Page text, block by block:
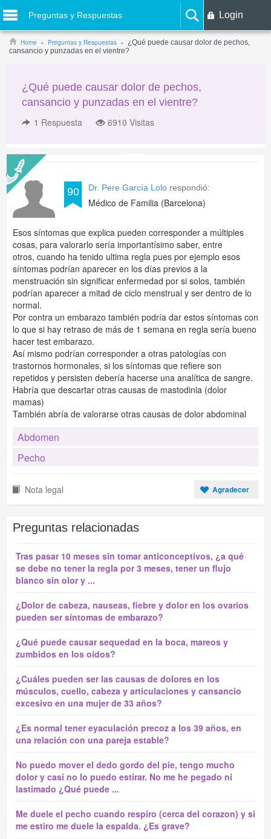
Preguntas y Respuestas Login
Home Preguntas y Respuestas
¿Qué puede causar dolor de pechos,
cansancio y punzadas en el vientre?
¿Qué puede causar dolor de pechos,
cansancio y punzadas en el vientre?
1 Respuesta 6910 Visitas
90 Dr. Pere García Lolo respondió:
Médico de Familia (Barcelona)
Esos síntomas que explica pueden corresponder a múltiples
cosas, para valorarlo sería importantísimo saber, entre
otros, cuando ha tenido ultima regla pues por ejemplo esos
síntomas podrían aparecer en los días previos a la
menstruación sin significar enfermedad por si solos, también
podrían aparecer a mitad de ciclo menstrual y ser dentro de lo
normal.
Por contra un embarazo también podría dar estos síntomas con
lo que si hay retraso de más de 1 semana en regla sería bueno
hacer test embarazo.
Así mismo podrían corresponder a otras patologías con
trastornos hormonales, si los síntomas que refiere son
repetidos y persisten debería hacerse una analítica de sangre.
Habría que descartar otras causas de mastodinia (dolor
mamas)
También abría de valorarse otras causas de dolor abdominal
Abdomen
Pecho
Nota legal Agradecer
Preguntas relacionadas
Tras pasar 10 meses sin tomar anticonceptivos, ¿a qué
se debe no tener la regla por 3 meses, tener un flujo
blanco sin olor y ...
¿Dolor de cabeza, nauseas, fiebre y dolor en los ovarios
pueden ser síntomas de embarazo?
¿Qué puede causar sequedad en la boca, mareos y
zumbidos en los oídos?
¿Cuáles pueden ser las causas de dolores en los
músculos, cuello, cabeza y articulaciones y cansancio
excesivo en una mujer de 33 años?
¿Es normal tener eyaculación precoz a los 39 años, en
una relación con una pareja estable?
No puedo mover el dedo gordo del pie, tengo mucho
dolor y casi no lo puedo estirar. No me he pegado ni
lastimado ¿Qué puede ...
Me duele el pecho cuando respiro (cerca del corazon) y si
me estiro me duele la espalda. ¿Es grave?